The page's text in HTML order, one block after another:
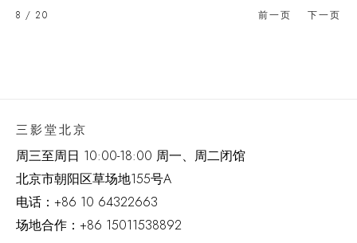
前一页 下一页
8 / 20
三影堂北京
周三至周日 10:00-18:00 周一、周二闭馆
北京市朝阳区草场地155号A
电话： +86 10 64322663
场地合作：+86 15011538892